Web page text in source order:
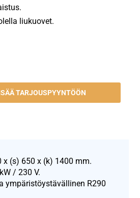
liukuovet.
TARJOUSPYYNTÖÖN
x (s) 650 x (k) 1400 mm.
/ 230 V.
ympäristöystävällinen R290